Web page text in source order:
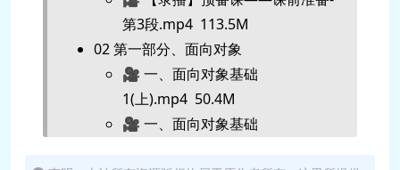
第3段.mp4 113.5M
02 第一部分、面向对象
🎥 一、面向对象基础
1(上).mp4 50.4M
🎥 一、面向对象基础